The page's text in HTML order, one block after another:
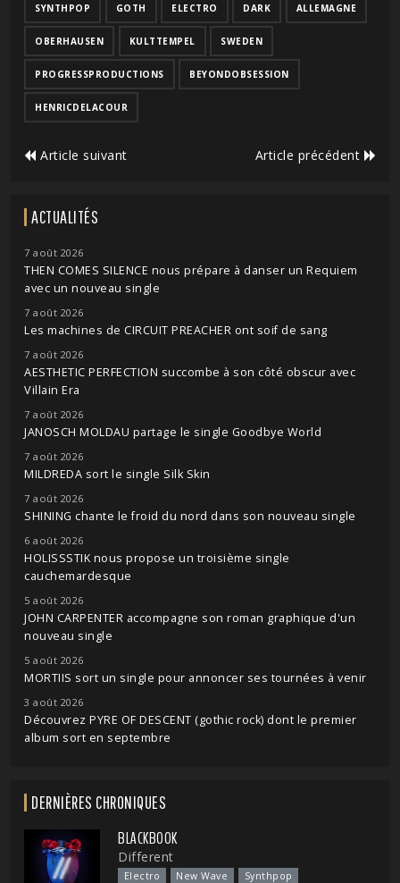
SYNTHPOP GOTH ELECTRO DARK ALLEMAGNE
OBERHAUSEN KULTTEMPEL SWEDEN
PROGRESSPRODUCTIONS BEYONDOBSESSION
HENRICDELACOUR
Article suivant Article précédent
ACTUALITÉS
7 août 2026
THEN COMES SILENCE nous prépare à danser un Requiem
avec un nouveau single
7 août 2026
Les machines de CIRCUIT PREACHER ont soif de sang
7 août 2026
AESTHETIC PERFECTION succombe à son côté obscur avec
Villain Era
7 août 2026
JANOSCH MOLDAU partage le single Goodbye World
7 août 2026
MILDREDA sort le single Silk Skin
7 août 2026
SHINING chante le froid du nord dans son nouveau single
6 août 2026
HOLISSSTIK nous propose un troisième single
cauchemardesque
5 août 2026
JOHN CARPENTER accompagne son roman graphique d'un
nouveau single
5 août 2026
MORTIIS sort un single pour annoncer ses tournées à venir
3 août 2026
Découvrez PYRE OF DESCENT (gothic rock) dont le premier
album sort en septembre
DERNIÈRES CHRONIQUES
BLACKBOOK
Different
Electro New Wave Synthpop